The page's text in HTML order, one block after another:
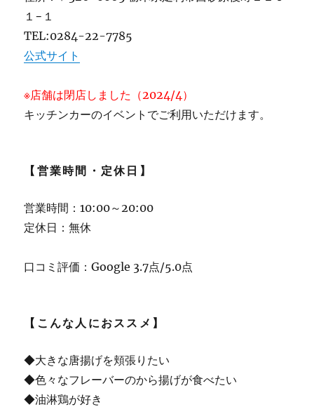
１−１
TEL:0284-22-7785
公式サイト
※店舗は閉店しました（2024/4）
キッチンカーのイベントでご利用いただけます。
【営業時間・定休日】
営業時間：10:00～20:00
定休日：無休
口コミ評価：Google 3.7点/5.0点
【こんな人におススメ】
◆大きな唐揚げを頬張りたい
◆色々なフレーバーのから揚げが食べたい
◆油淋鶏が好き